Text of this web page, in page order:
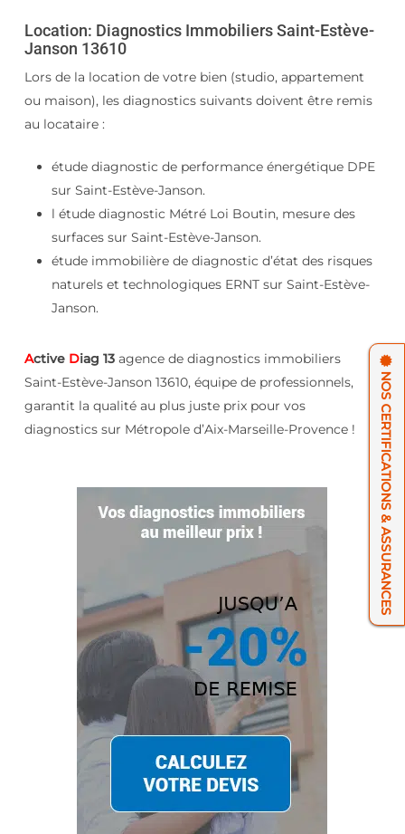
Location: Diagnostics Immobiliers Saint-Estève-
Janson 13610
Lors de la location de votre bien (studio, appartement
ou maison), les diagnostics suivants doivent être remis
au locataire :
étude diagnostic de performance énergétique DPE
sur Saint-Estève-Janson.
l étude diagnostic Métré Loi Boutin, mesure des
surfaces sur Saint-Estève-Janson.
étude immobilière de diagnostic d’état des risques
naturels et technologiques ERNT sur Saint-Estève-
Janson.
Active Diag 13agence de diagnostics immobiliers
Saint-Estève-Janson 13610, équipe de professionnels,
garantit la qualité au plus juste prix pour vos
diagnostics sur Métropole d’Aix-Marseille-Provence !
NOS CERTIFICATIONS & ASSURANCES